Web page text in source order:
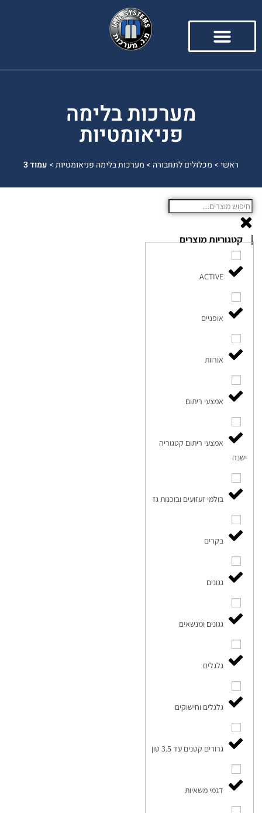
מערכות בלימה
פניאומטיות
ראשי>מכלולים לתחבורה> מערכות בלימה פניאומטיות>עמוד 3
קטגוריות מוצרים
ACTIVE
אופניים
אורוות
אמצעי ריתום
אמצעי ריתום קטגוריה
ישנה
בולמי זעזועים ובוכנות גז
בקרים
גגונים
גגונים ומנשאים
גלגלים
גלגלים וחישוקים
גרורים קטנים עד 3.5 טון
דגמי משאיות